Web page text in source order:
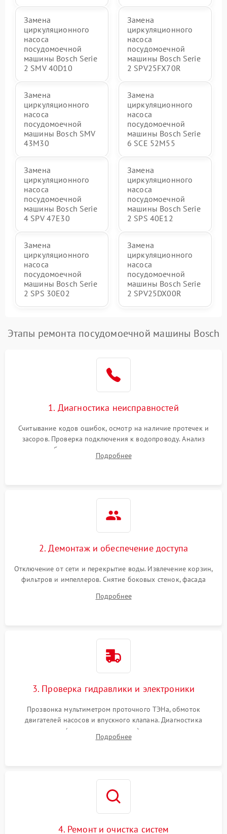
Замена
циркуляционного
насоса
посудомоечной
машины Bosch Serie
2 SMV 40D10
Замена
циркуляционного
насоса
посудомоечной
машины Bosch Serie
2 SPV25FX70R
Замена
циркуляционного
насоса
посудомоечной
машины Bosch SMV
43M30
Замена
циркуляционного
насоса
посудомоечной
машины Bosch Serie
6 SCE 52M55
Замена
циркуляционного
насоса
посудомоечной
машины Bosch Serie
4 SPV 47E30
Замена
циркуляционного
насоса
посудомоечной
машины Bosch Serie
2 SPS 40E12
Замена
циркуляционного
насоса
посудомоечной
машины Bosch Serie
2 SPS 30E02
Замена
циркуляционного
насоса
посудомоечной
машины Bosch Serie
2 SPV25DX00R
Этапы ремонта посудомоечной машины Bosch
1. Диагностика неисправностей
Считывание кодов ошибок, осмотр на наличие протечек и
засоров. Проверка подключения к водопроводу. Анализ
жалоб на отсутствие слива, нагрева, вращения
разбрызгивателей или срабатывание системы защиты
Подробнее
2. Демонтаж и обеспечение доступа
Отключение от сети и перекрытие воды. Извлечение корзин,
фильтров и импеллеров. Снятие боковых стенок, фасада
циркуляционному насосу, ТЭНу и сливной помпе.
Подробнее
3. Проверка гидравлики и электроники
Прозвонка мультиметром проточного ТЭНа, обмоток
двигателей насосов и впускного клапана. Диагностика
прессостата (датчика уровня воды), датчика мутности,
концевика дверцы и электронного модуля управления.
Подробнее
4. Ремонт и очистка систем